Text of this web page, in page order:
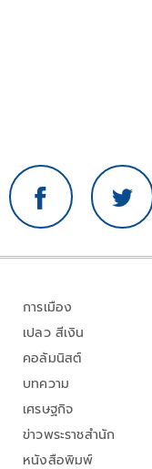
การเมือง
เปลว สีเงิน
คอลัมนิสต์
บทความ
เศรษฐกิจ
ข่าวพระราชสำนัก
หนังสือพิมพ์